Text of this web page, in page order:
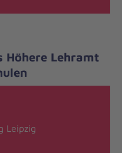
Höhere Lehramt
Leipzig